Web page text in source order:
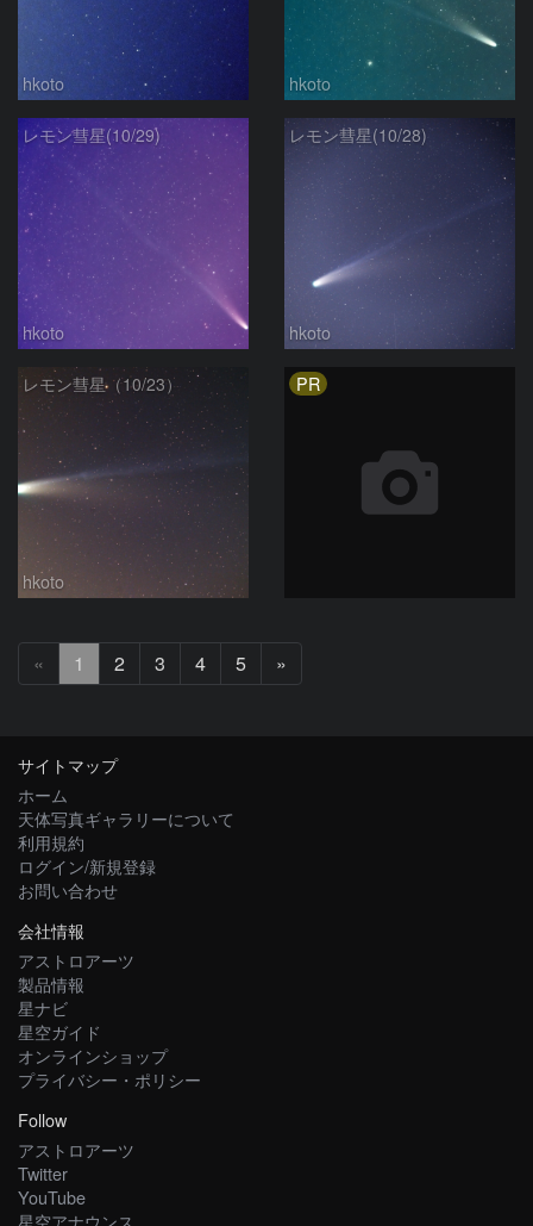
hkoto hkoto
レモン彗星(10/29)
hkoto
レモン彗星(10/28)
hkoto
レモン彗星（10/23）
hkoto
PR
« 1 2 3 4 5 »
へ
サイトマップ
ホーム
天体写真ギャラリーについて
利用規約
ログイン/新規登録
お問い合わせ
会社情報
アストロアーツ
製品情報
星ナビ
星空ガイド
オンラインショップ
プライバシー・ポリシー
Follow
アストロアーツ
Twitter
YouTube
星空アナウンス